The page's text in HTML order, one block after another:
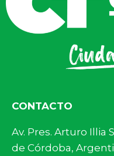
CONTACTO
Av. Pres. Arturo
de Córdoba,